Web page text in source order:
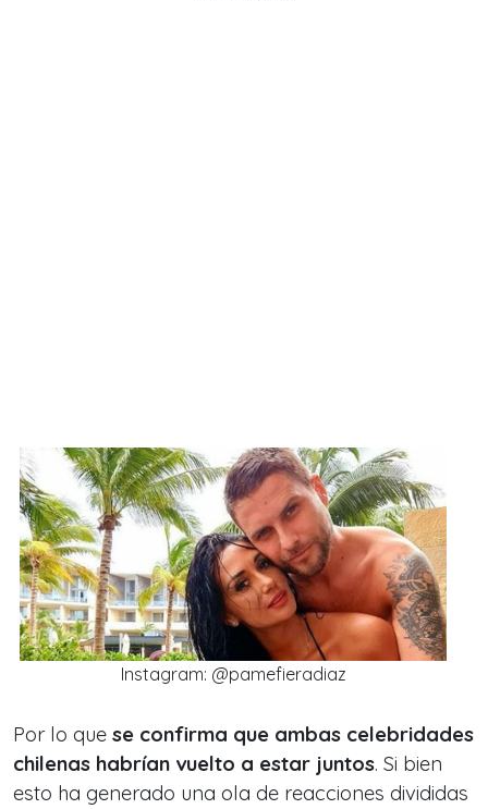
Instagram: @pamefieradiaz
Por lo que se confirma que ambas celebridades
chilenas habrían vuelto a estar juntos. Si bien
esto ha generado una ola de reacciones divididas